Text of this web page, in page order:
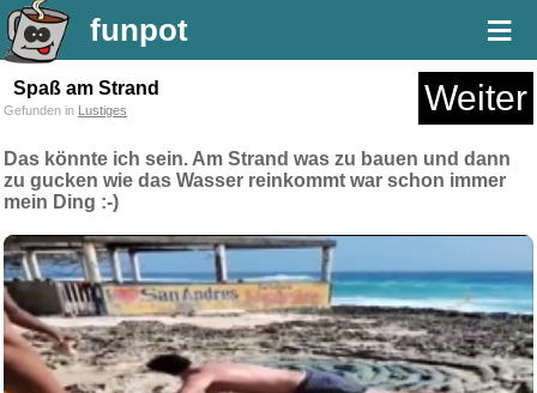
funpot ≡
Spaß am Strand Weiter
Gefunden in Lustiges
Das könnte ich sein. Am Strand was zu bauen und dann
zu gucken wie das Wasser reinkommt war schon immer
mein Ding :-)